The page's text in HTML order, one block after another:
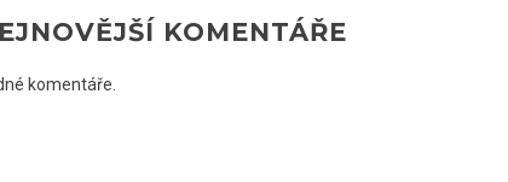
KOMENTÁŘE
komentáře.